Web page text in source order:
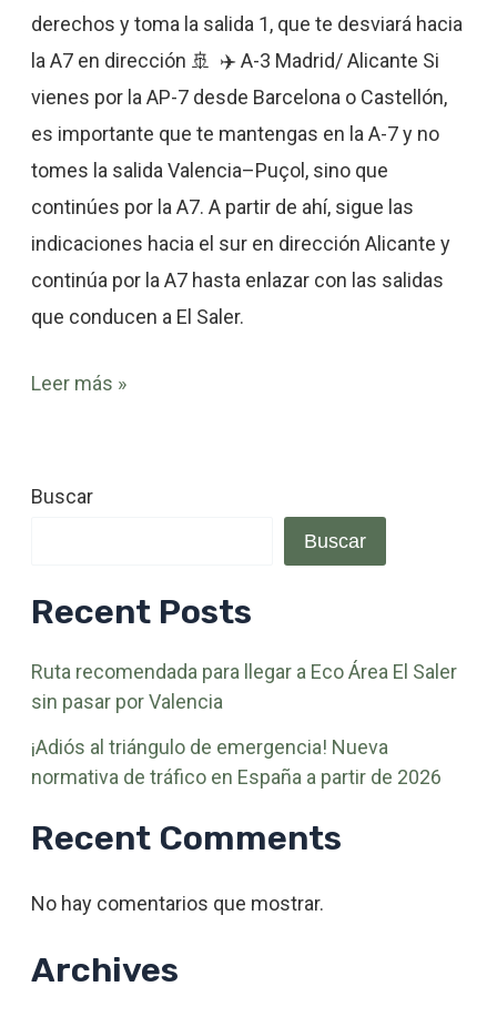
derechos y toma la salida 1, que te desviará hacia
la A7 en dirección 🚢 ✈️ A-3 Madrid/ Alicante Si
vienes por la AP-7 desde Barcelona o Castellón,
es importante que te mantengas en la A-7 y no
tomes la salida Valencia–Puçol, sino que
continúes por la A7. A partir de ahí, sigue las
indicaciones hacia el sur en dirección Alicante y
continúa por la A7 hasta enlazar con las salidas
que conducen a El Saler.
pasar
por
Valencia
Leer más »
Buscar
Buscar
Recent Posts
Ruta recomendada para llegar a Eco Área El Saler
sin pasar por Valencia
¡Adiós al triángulo de emergencia! Nueva
normativa de tráfico en España a partir de 2026
Recent Comments
No hay comentarios que mostrar.
Archives